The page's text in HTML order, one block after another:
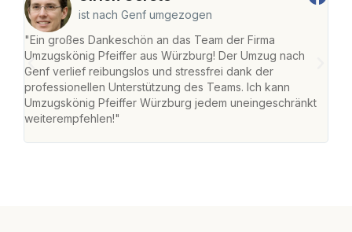
ist nach Genf umgezogen
"Ein großes Dankeschön an das Team der Firma
Umzugskönig Pfeiffer aus Würzburg! Der Umzug nach
Genf verlief reibungslos und stressfrei dank der
professionellen Unterstützung des Teams. Ich kann
Umzugskönig Pfeiffer Würzburg jedem uneingeschränkt
weiterempfehlen!"